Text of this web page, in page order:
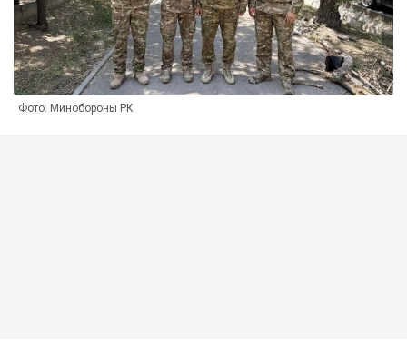
Фото: Минобороны РК